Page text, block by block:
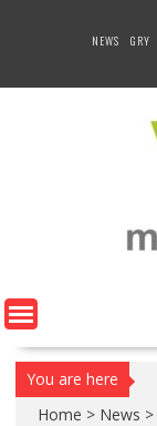
NEWS
GRY
You are here
Home > News >